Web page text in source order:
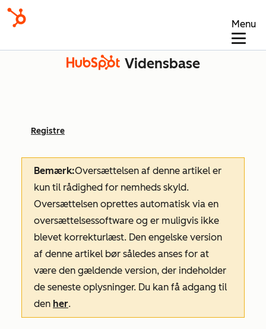
Menu
Vidensbase
Registre
Bemærk:Oversættelsen af denne artikel er
kun til rådighed for nemheds skyld.
Oversættelsen oprettes automatisk via en
oversættelsessoftware og er muligvis ikke
blevet korrekturlæst. Den engelske version
af denne artikel bør således anses for at
være den gældende version, der indeholder
de seneste oplysninger. Du kan få adgang til
den her.